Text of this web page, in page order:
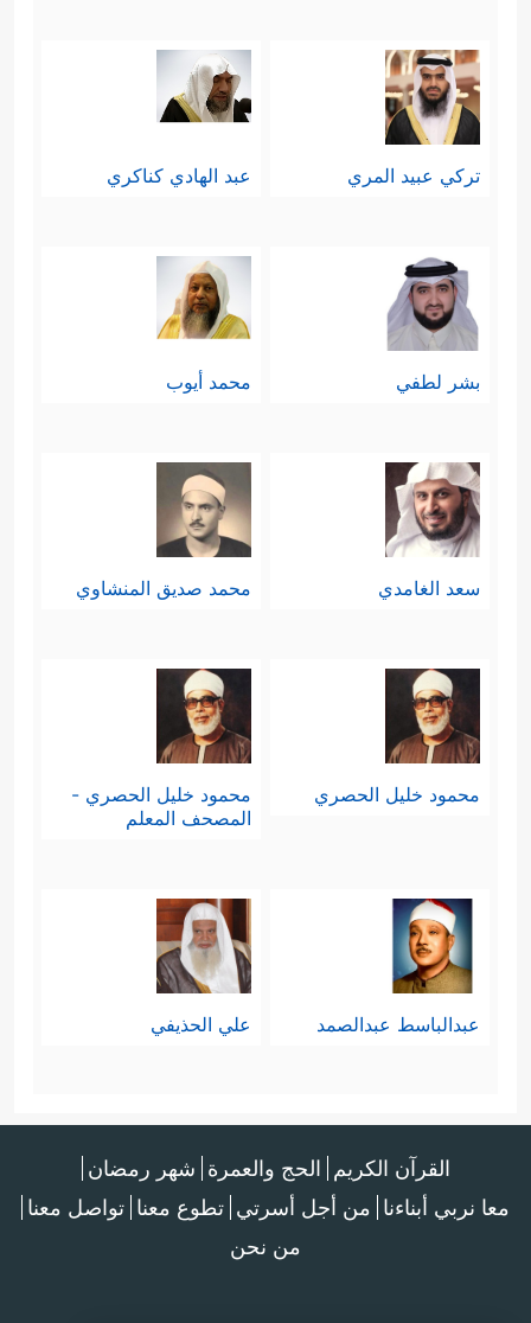
تركي عبيد المري عبد الهادي كناكري
بشر لطفي محمد أيوب
سعد الغامدي محمد صديق المنشاوي
محمود خليل الحصري
محمود خليل الحصري -
المصحف المعلم
عبدالباسط عبدالصمد علي الحذيفي
القرآن الكريم الحج والعمرة شهر رمضان
معا نربي أبناءنا من أجل أسرتي تطوع معنا تواصل معنا
من نحن